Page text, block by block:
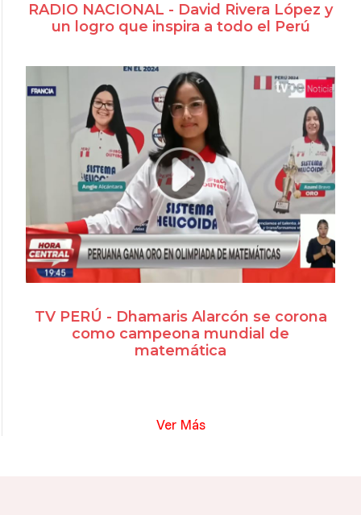
RADIO NACIONAL - David Rivera López y
un logro que inspira a todo el Perú
TV PERÚ - Dhamaris Alarcón se corona
como campeona mundial de
matemática
Ver Más